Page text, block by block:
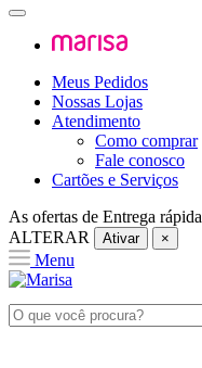
Meus Pedidos
Nossas Lojas
Atendimento
Como comprar
Fale conosco
Cartões e Serviços
As ofertas de Entrega rápida
ALTERAR
Ativar ×
Menu